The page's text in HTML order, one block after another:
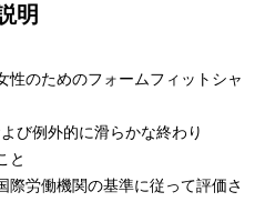
明
性のためのフォームフィットシャ
び例外的に滑らかな終わり
と
際労働機関の基準に従って評価さ